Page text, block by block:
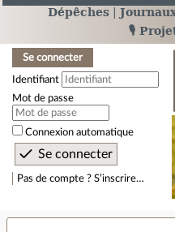
Dépêches
🎙️
Se connecter
Identifiant
Mot de passe
Connexion automatique
Pas de compte ? S’inscrire…